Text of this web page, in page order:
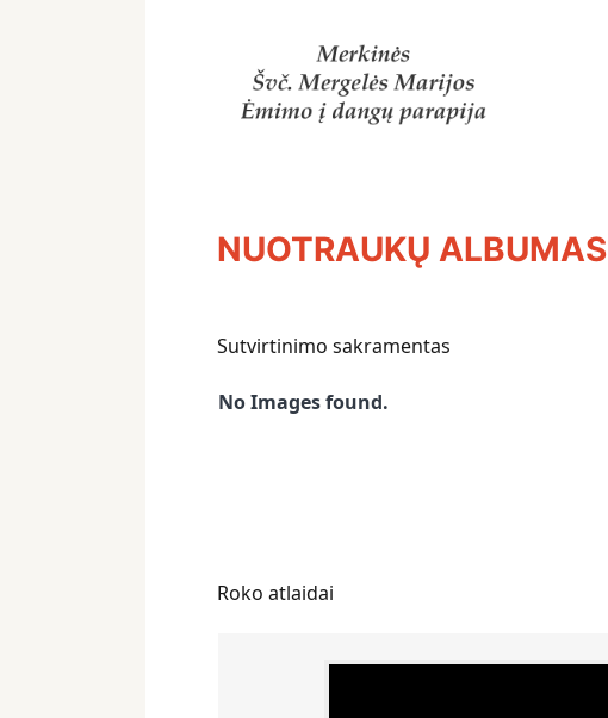
NUOTRAUKŲ ALBUMAS
Sutvirtinimo sakramentas
No Images found.
Roko atlaidai